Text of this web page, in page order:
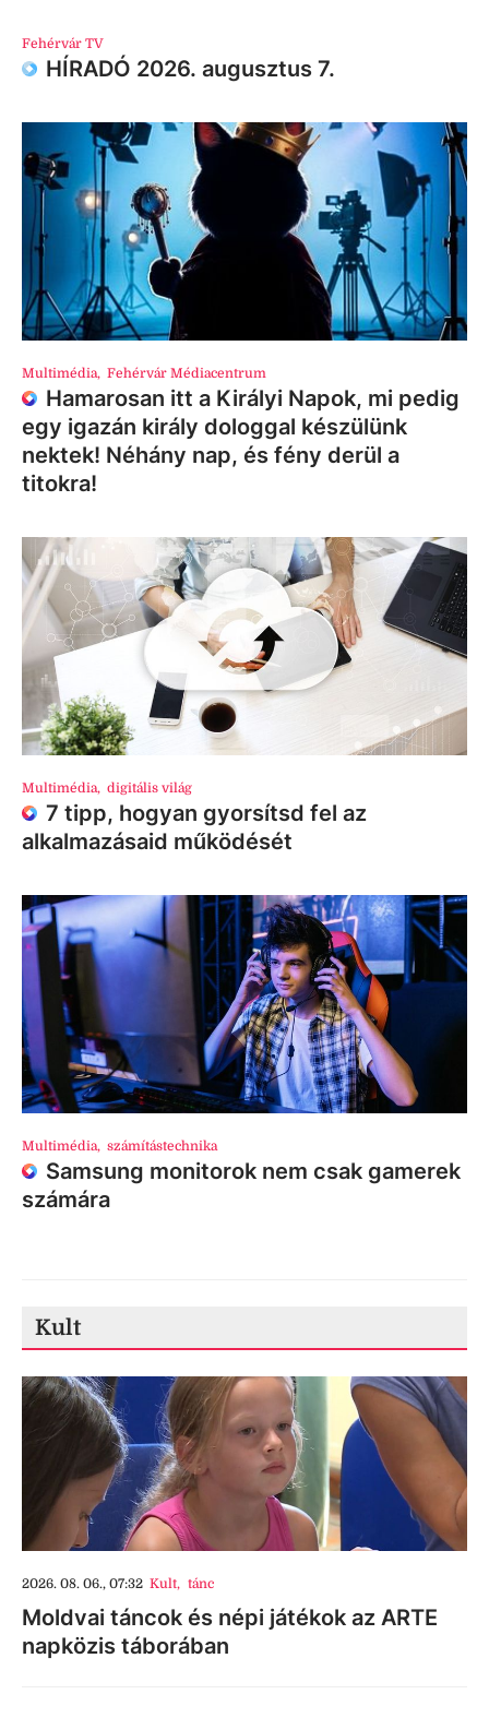
Fehérvár TV
HÍRADÓ 2026. augusztus 7.
Multimédia, Fehérvár Médiacentrum
Hamarosan itt a Királyi Napok, mi pedig
egy igazán király dologgal készülünk
nektek! Néhány nap, és fény derül a
titokra!
Multimédia, digitális világ
7 tipp, hogyan gyorsítsd fel az
alkalmazásaid működését
Multimédia, számítástechnika
Samsung monitorok nem csak gamerek
számára
Kult
2026. 08. 06., 07:32 Kult, tánc
Moldvai táncok és népi játékok az ARTE
napközis táborában